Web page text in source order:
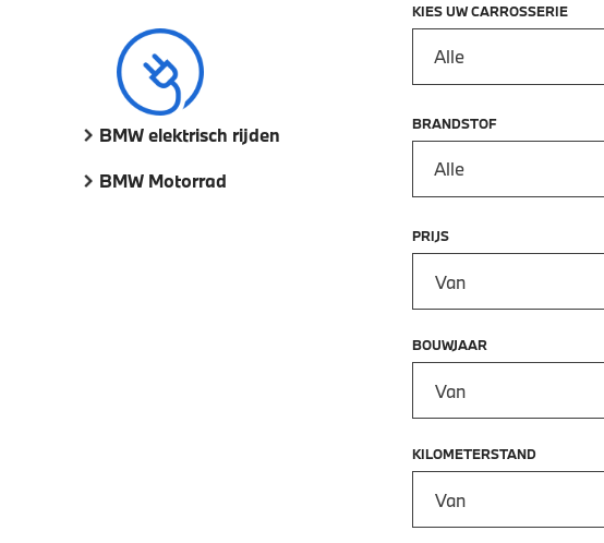
BMW elektrisch rijden
BMW Motorrad
KIES UW CARROSSERIE
Alle
BRANDSTOF
Alle
PRIJS
BOUWJAAR
KILOMETERSTAND